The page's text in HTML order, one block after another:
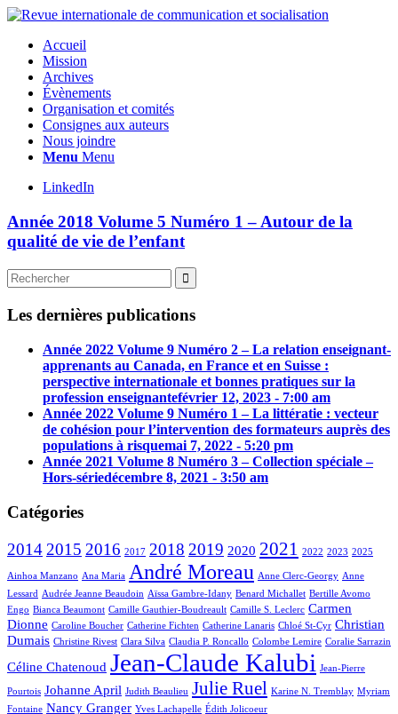
Accueil
Mission
Archives
Évènements
Organisation et comités
Consignes aux auteurs
Nous joindre
Menu Menu
LinkedIn
Année 2018 Volume 5 Numéro 1 – Autour de la
qualité de vie de l’enfant
Les dernières publications
Année 2022 Volume 9 Numéro 2 – La relation enseignant-
apprenants au Canada, en France et en Suisse :
perspective internationale et bonnes pratiques sur la
profession enseignantefévrier 12, 2023 - 7:00 am
Année 2022 Volume 9 Numéro 1 – La littératie : vecteur
de cohésion pour l’intervention des formateurs auprès des
populations à risquemai 7, 2022 - 5:20 pm
Année 2021 Volume 8 Numéro 3 – Collection spéciale –
Hors-sériedécembre 8, 2021 - 3:50 am
Catégories
20142015 2016 2017 2018 2019 2020 2021 2022 2023 2025
Ainhoa Manzano Ana Maria André Moreau Anne Clerc-Georgy Anne
Lessard Audrée Jeanne Beaudoin Aïssa Gambre-Idany Benard Michallet Bertille Avomo
Engo Bianca Beaumont Camille Gauthier-Boudreault Camille S. Leclerc Carmen
Dionne Caroline Boucher Catherine Fichten Catherine Lanaris Chloé St-Cyr Christian
Dumais Christine Rivest Clara Silva Claudia P. Roncallo Colombe Lemire Coralie Sarrazin
Céline Chatenoud Jean-Claude Kalubi Jean-Pierre
Pourtois Johanne April Judith Beaulieu Julie Ruel Karine N. Tremblay Myriam
Fontaine Nancy Granger Yves Lachapelle Édith Jolicoeur